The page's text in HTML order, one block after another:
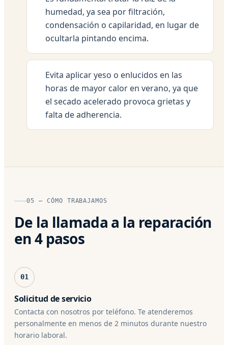
humedad, ya sea por filtración,
condensación o capilaridad, en lugar de
ocultarla pintando encima.
Evita aplicar yeso o enlucidos en las
horas de mayor calor en verano, ya que
el secado acelerado provoca grietas y
falta de adherencia.
05 — CÓMO TRABAJAMOS
De la llamada a la reparación
en 4 pasos
01
Solicitud de servicio
Contacta con nosotros por teléfono. Te atenderemos
personalmente en menos de 2 minutos durante nuestro
horario laboral.